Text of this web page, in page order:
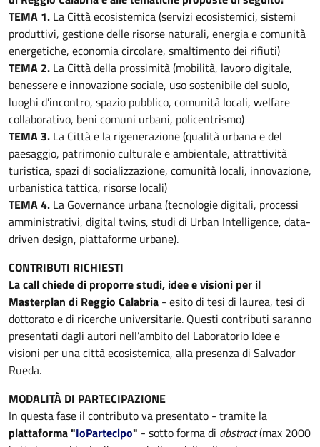
TEMA 1. La Città ecosistemica (servizi ecosistemici, sistemi
produttivi, gestione delle risorse naturali, energia e comunità
energetiche, economia circolare, smaltimento dei rifiuti)
TEMA 2. La Città della prossimità (mobilità, lavoro digitale,
benessere e innovazione sociale, uso sostenibile del suolo,
luoghi d’incontro, spazio pubblico, comunità locali, welfare
collaborativo, beni comuni urbani, policentrismo)
TEMA 3. La Città e la rigenerazione (qualità urbana e del
paesaggio, patrimonio culturale e ambientale, attrattività
turistica, spazi di socializzazione, comunità locali, innovazione,
urbanistica tattica, risorse locali)
TEMA 4. La Governance urbana (tecnologie digitali, processi
amministrativi, digital twins, studi di Urban Intelligence, data-
driven design, piattaforme urbane).
CONTRIBUTI RICHIESTI
La call chiede di proporre studi, idee e visioni per il
Masterplan di Reggio Calabria - esito di tesi di laurea, tesi di
dottorato e di ricerche universitarie. Questi contributi saranno
presentati dagli autori nell’ambito del Laboratorio Idee e
visioni per una città ecosistemica, alla presenza di Salvador
Rueda.
MODALITÀ DI PARTECIPAZIONE
In questa fase il contributo va presentato - tramite la
piattaforma "IoPartecipo" - sotto forma di abstract(max 2000